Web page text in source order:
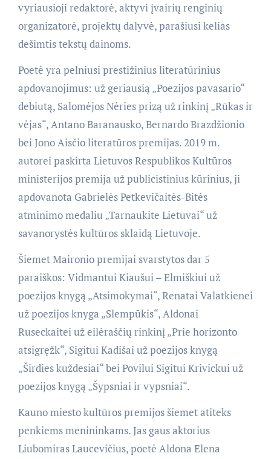
vyriausioji redaktorė, aktyvi įvairių renginių
organizatorė, projektų dalyvė, parašiusi kelias
dešimtis tekstų dainoms.
Poetė yra pelniusi prestižinius literatūrinius
apdovanojimus: už geriausią „Poezijos pavasario“
debiutą, Salomėjos Nėries prizą už rinkinį „Rūkas ir
vėjas“, Antano Baranausko, Bernardo Brazdžionio
bei Jono Aisčio literatūros premijas. 2019 m.
autorei paskirta Lietuvos Respublikos Kultūros
ministerijos premija už publicistinius kūrinius, ji
apdovanota Gabrielės Petkevičaitės-Bitės
atminimo medaliu „Tarnaukite Lietuvai“ už
savanorystės kultūros sklaidą Lietuvoje.
Šiemet Maironio premijai svarstytos dar 5
paraiškos: Vidmantui Kiaušui – Elmiškiui už
poezijos knygą „Atsimokymai“, Renatai Valatkienei
už poezijos knyga „Slempūkis“, Aldonai
Ruseckaitei už eilėraščių rinkinį „Prie horizonto
atsigręžk“, Sigitui Kadišai už poezijos knygą
„Širdies kuždesiai“ bei Povilui Sigitui Krivickui už
poezijos knygą „Šypsniai ir vypsniai“.
Kauno miesto kultūros premijos šiemet atiteks
penkiems menininkams. Jas gaus aktorius
Liubomiras Laucevičius, poetė Aldona Elena